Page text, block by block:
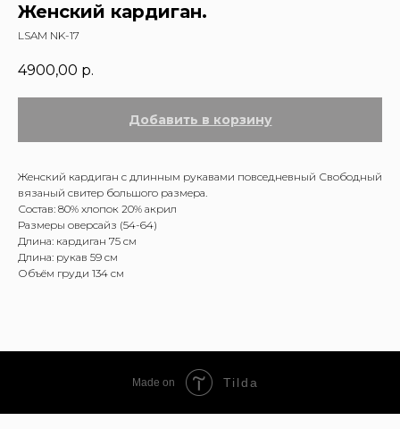
Женский кардиган.
LSAM NK-17
4900,00 р.
Добавить в корзину
Женский кардиган с длинным рукавами повседневный Свободный
вязаный свитер большого размера.
Состав: 80% хлопок 20% акрил
Размеры оверсайз (54-64)
Длина: кардиган 75 см
Длина: рукав 59 см
Объём груди 134 см
Made on Tilda